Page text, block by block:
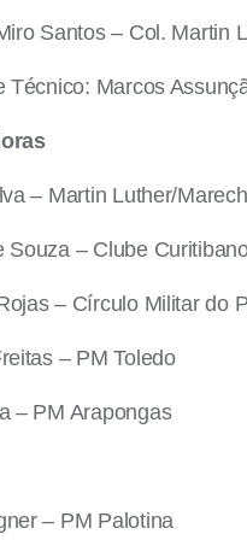
Santos – Col. Martin
Técnico: Marcos
– Martin Luther/
Souza – Clube
– Círculo Militar
– PM Toledo
– PM Arapongas
– PM Palotina